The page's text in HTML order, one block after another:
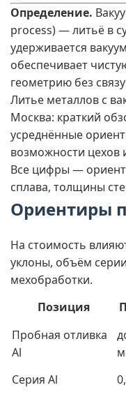
Определение.
process) — литьё в
удерживается
обеспечивает
геометрию без
Литье металлов с
Москва: краткий
усреднённые
возможности цехов
Все цифры —
сплава, толщины
Ориентиры
На стоимость
уклоны, объём
мехобработки.
Позиция
Пробная отливка
Al
Серия Al